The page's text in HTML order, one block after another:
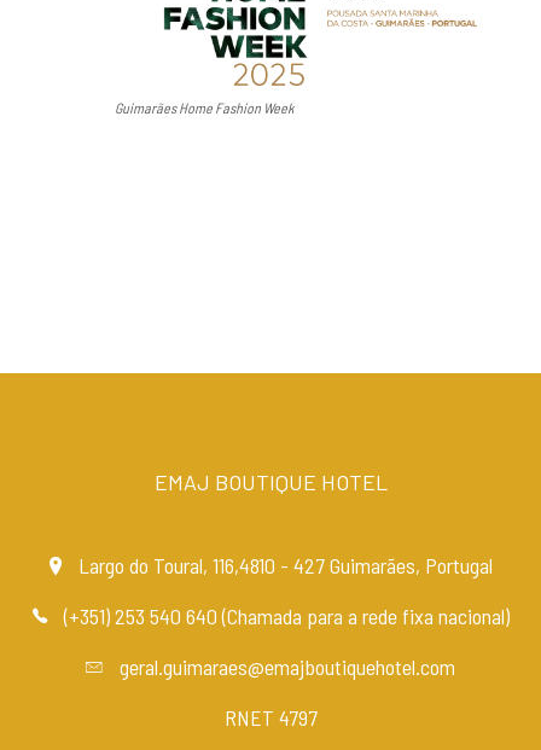
Guimarães Home Fashion Week
EMAJ BOUTIQUE HOTEL
Largo do Toural, 116,4810 - 427 Guimarães, Portugal
(+351) 253 540 640 (Chamada para a rede fixa nacional)
geral.guimaraes@emajboutiquehotel.com
RNET 4797